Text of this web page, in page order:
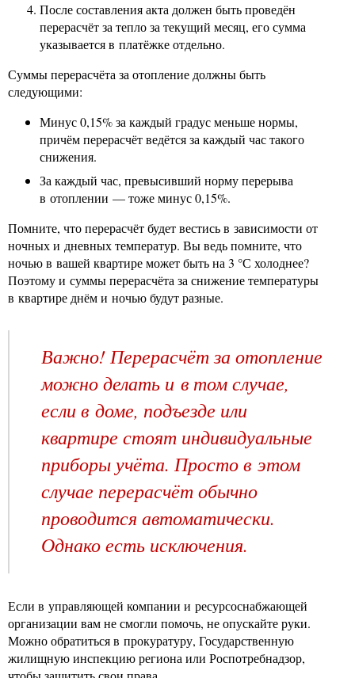
После составления акта должен быть проведён
перерасчёт за тепло за текущий месяц, его сумма
указывается в платёжке отдельно.
Суммы перерасчёта за отопление должны быть
следующими:
Минус 0,15% за каждый градус меньше нормы,
причём перерасчёт ведётся за каждый час такого
снижения.
За каждый час, превысивший норму перерыва
в отоплении — тоже минус 0,15%.
Помните, что перерасчёт будет вестись в зависимости от
ночных и дневных температур. Вы ведь помните, что
ночью в вашей квартире может быть на 3 °С холоднее?
Поэтому и суммы перерасчёта за снижение температуры
в квартире днём и ночью будут разные.
Важно! Перерасчёт за отопление
можно делать и в том случае,
если в доме, подъезде или
квартире стоят индивидуальные
приборы учёта. Просто в этом
случае перерасчёт обычно
проводится автоматически.
Однако есть исключения.
Если в управляющей компании и ресурсоснабжающей
организации вам не смогли помочь, не опускайте руки.
Можно обратиться в прокуратуру, Государственную
жилищную инспекцию региона или Роспотребнадзор,